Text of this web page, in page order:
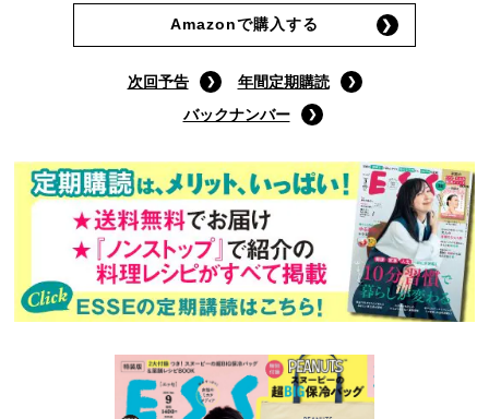
Amazonで購入する
次回予告
年間定期購読
バックナンバー